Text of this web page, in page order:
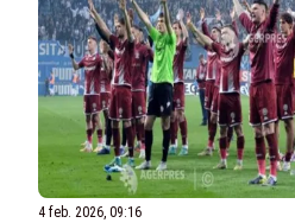
4 feb. 2026, 09:16